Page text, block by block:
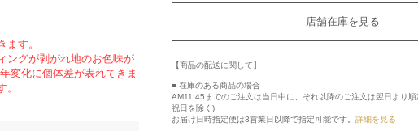
す。
ングが剥がれ地のお色味が
変化に個体差が表れてきま
店舗在庫を見る
【商品の配送に関して】
■ 在庫のある商品の場合
AM11:45までのご注文は当日中に、それ以降のご注文は翌日より
祝日を除く)
お届け日時指定便は3営業日以降で指定可能です。 詳細を見る